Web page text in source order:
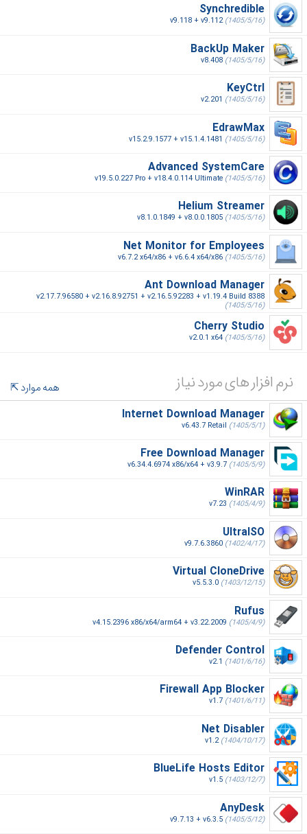
Synchredible
v9.118 + v9.112(1405/5/16)
BackUp Maker
v8.408 (1405/5/16)
KeyCtrl
v2.201 (1405/5/16)
EdrawMax
v15.2.9.1577 + v15.1.4.1481 (1405/5/16)
Advanced SystemCare
v19.5.0.227 Pro + v18.4.0.114 Ultimate (1405/5/16)
Helium Streamer
v8.1.0.1849 + v8.0.0.1805 (1405/5/16)
Net Monitor for Employees
v6.7.2 x64/x86 + v6.6.4 x64/x86 (1405/5/16)
Ant Download Manager
v2.17.7.96580 + v2.16.8.92751 + v2.16.5.92283 + v1.19.4 Build 8388
(1405/5/16)
Cherry Studio
v2.0.1 x64 (1405/5/16)
نرم افزار های مورد نیاز
همه موارد
Internet Download Manager
v6.43.7 Retail (1405/5/1)
Free Download Manager
v6.34.4.6974 x86/x64 + v3.9.7 (1405/5/9)
WinRAR
v7.23 (1405/4/9)
UltraISO
v9.7.6.3860 (1402/4/17)
Virtual CloneDrive
v5.5.3.0 (1403/12/15)
Rufus
v4.15.2396 x86/x64/arm64 + v3.22.2009 (1405/4/9)
Defender Control
v2.1 (1401/6/16)
Firewall App Blocker
v1.7 (1401/6/11)
Net Disabler
v1.2(1404/10/17)
BlueLife Hosts Editor
v1.5 (1403/12/7)
AnyDesk
v9.7.13 + v6.3.5 (1405/5/12)